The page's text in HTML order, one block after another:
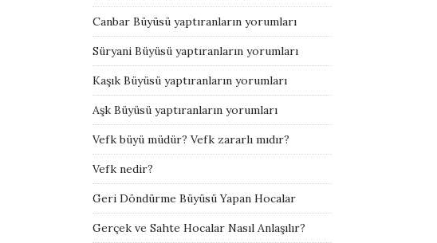
Canbar Büyüsü yaptıranların yorumları
Süryani Büyüsü yaptıranların yorumları
Kaşık Büyüsü yaptıranların yorumları
Aşk Büyüsü yaptıranların yorumları
Vefk büyü müdür? Vefk zararlı mıdır?
Vefk nedir?
Geri Döndürme Büyüsü Yapan Hocalar
Gerçek ve Sahte Hocalar Nasıl Anlaşılır?